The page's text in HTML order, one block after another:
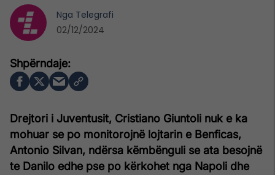
Drejtori i Juventusit, Cristiano Giuntoli nuk e ka
mohuar se po monitorojnë lojtarin e Benficas,
Antonio Silvan, ndërsa këmbënguli se ata besojnë
te Danilo edhe pse po kërkohet nga Napoli dhe
Nga Telegrafi
02/12/2024